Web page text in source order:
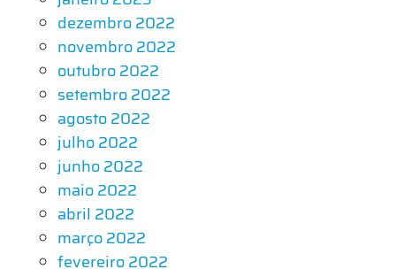
dezembro 2022
novembro 2022
outubro 2022
setembro 2022
agosto 2022
julho 2022
junho 2022
maio 2022
abril 2022
março 2022
fevereiro 2022